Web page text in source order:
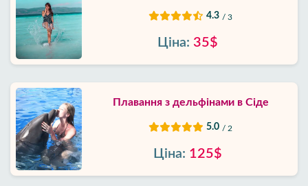
4.3 / 3
Ціна: 35$
Плавання з дельфінами в Сіде
5.0 / 2
Ціна: 125$